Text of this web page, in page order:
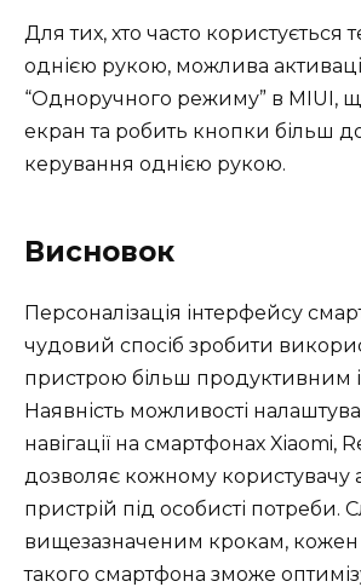
Для тих, хто часто користується
однією рукою, можлива
“Одноручного режиму” в MIUI,
екран та робить кнопки більш
керування однією рукою.
Висновок
Персоналізація інтерфейсу
чудовий спосіб зробити
пристрою більш продуктивним
Наявність можливості
навігації на смартфонах Xiaomi,
дозволяє кожному користувачу
пристрій під особисті потреби.
вищезазначеним крокам, кожен
такого смартфона зможе